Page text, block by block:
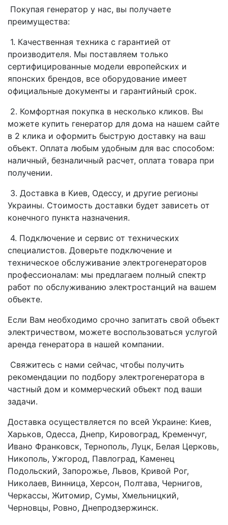
Покупая генератор у нас, вы получаете
преимущества:
1. Качественная техника с гарантией от
производителя. Мы поставляем только
сертифицированные модели европейских и
японских брендов, все оборудование имеет
официальные документы и гарантийный срок.
2. Комфортная покупка в несколько кликов. Вы
можете купить генератор для дома на нашем сайте
в 2 клика и оформить быструю доставку на ваш
объект. Оплата любым удобным для вас способом:
наличный, безналичный расчет, оплата товара при
получении.
3. Доставка в Киев, Одессу, и другие регионы
Украины. Стоимость доставки будет зависеть от
конечного пункта назначения.
4. Подключение и сервис от технических
специалистов. Доверьте подключение и
техническое обслуживание электрогенераторов
профессионалам: мы предлагаем полный спектр
работ по обслуживанию электростанций на вашем
объекте.
Если Вам необходимо срочно запитать свой объект
электричеством, можете воспользоваться услугой
аренда генератора в нашей компании.
Свяжитесь с нами сейчас, чтобы получить
рекомендации по подбору электрогенератора в
частный дом и коммерческий объект под ваши
задачи.
Доставка осуществляется по всей Украине: Киев,
Харьков, Одесса, Днепр, Кировоград, Кременчуг,
Ивано Франковск, Тернополь, Луцк, Белая Церковь,
Никополь, Ужгород, Павлоград, Каменец
Подольский, Запорожье, Львов, Кривой Рог,
Николаев, Винница, Херсон, Полтава, Чернигов,
Черкассы, Житомир, Сумы, Хмельницкий,
Черновцы, Ровно, Днепродзержинск.